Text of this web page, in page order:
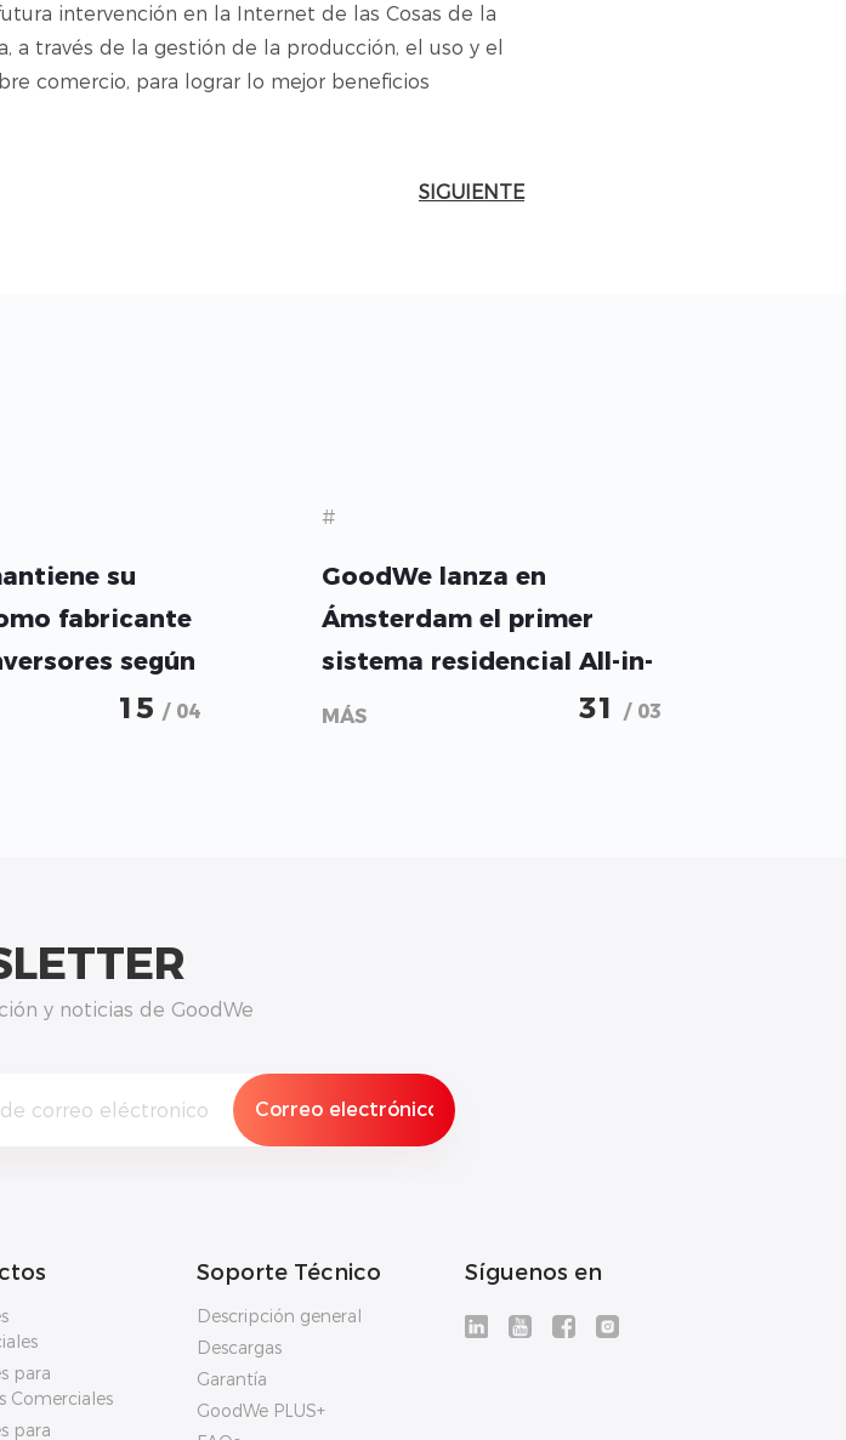
intervención en la Internet de las Cosas de la
a través de la gestión de la producción, el uso y el
comercio, para lograr lo mejor beneficios
SIGUIENTE
su
fabricante
según
en el
15 / 04
#
GoodWe lanza en
Ámsterdam el primer
sistema residencial All-in-
One con certificación de
MÁS 31 / 03
y noticias de GoodWe
para
Comerciales
para
Soporte Técnico
Descripción general
Descargas
Garantía
GoodWe PLUS+
Síguenos en